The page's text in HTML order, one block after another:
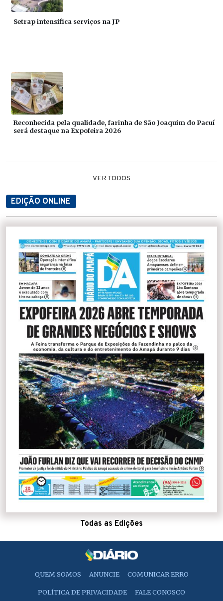
Setrap intensifica serviços na JP
Reconhecida pela qualidade, farinha de São Joaquim do Pacuí
será destaque na Expofeira 2026
VER TODOS
EDIÇÃO ONLINE
Todas as Edições
QUEM SOMOS ANUNCIE COMUNICAR ERRO
POLÍTICA DE PRIVACIDADE FALE CONOSCO